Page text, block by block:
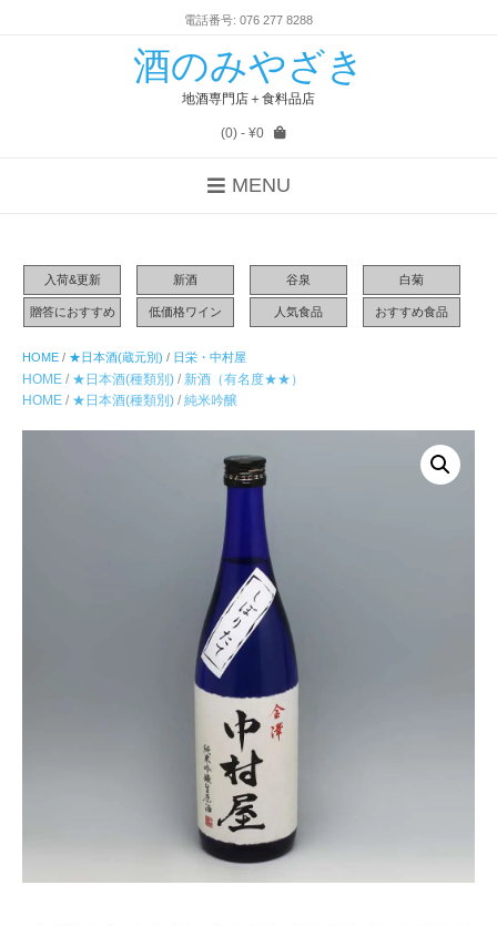
電話番号: 076 277 8288
酒のみやざき
地酒専門店＋食料品店
(0)- ¥0
MENU
入荷&更新 新酒 谷泉 白菊
贈答におすすめ 低価格ワイン 人気食品 おすすめ食品
HOME / ★日本酒(蔵元別) / 日栄・中村屋
HOME / ★日本酒(種類別) / 新酒（有名度★★）
HOME / ★日本酒(種類別) / 純米吟醸